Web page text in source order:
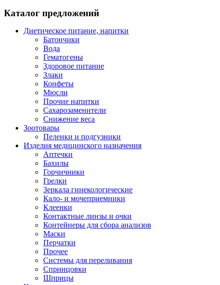
Каталог предложений
Диетическое питание, напитки
Батончики
Вода
Гематогены
Здоровое питание
Злаки
Конфеты
Мюсли
Прочие напитки
Сахарозаменители
Снижение веса
Зоотовары
Пеленки и подгузники
Изделия медицинского назначения
Аптечки
Бахилы
Горчичники
Грелки
Зеркала гинекологические
Кало- и мочеприемники
Клеенки
Контактные линзы и очки
Контейнеры для сбора анализов
Маски
Перчатки
Прочее
Системы для переливания
Спринцовки
Шприцы